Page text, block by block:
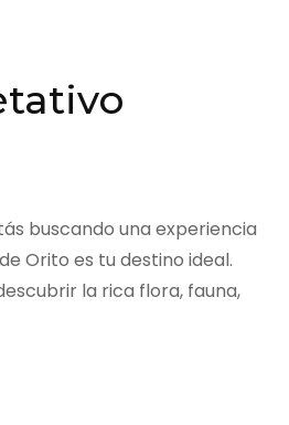
buscando una experiencia
Orito es tu destino ideal.
la rica flora, fauna,